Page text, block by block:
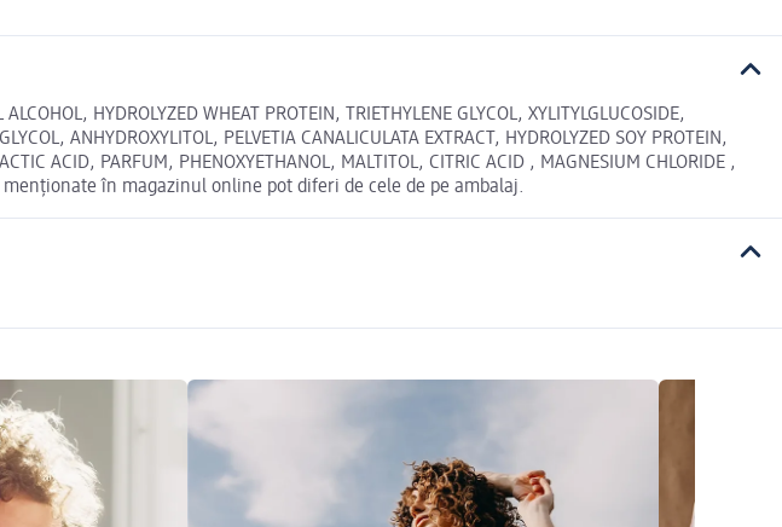
HYDROLYZED WHEAT PROTEIN, TRIETHYLENE GLYCOL, XYLITYLGLUCOSIDE,
ANHYDROXYLITOL, PELVETIA CANALICULATA EXTRACT, HYDROLYZED SOY PROTEIN,
ACID, PARFUM, PHENOXYETHANOL, MALTITOL, CITRIC ACID , MAGNESIUM CHLORIDE ,
menționate în magazinul online pot diferi de cele de pe ambalaj.